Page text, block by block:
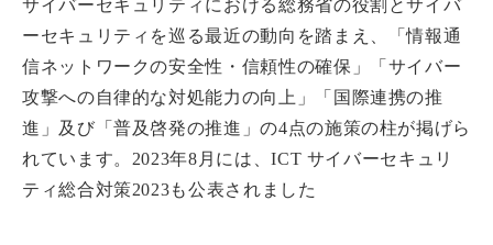
サイバーセキュリティにおける総務省の役割とサイバ
ーセキュリティを巡る最近の動向を踏まえ、「情報通
信ネットワークの安全性・信頼性の確保」「サイバー
攻撃への自律的な対処能力の向上」「国際連携の推
進」及び「普及啓発の推進」の4点の施策の柱が掲げら
れています。2023年8月には、ICT サイバーセキュリ
ティ総合対策2023も公表されました